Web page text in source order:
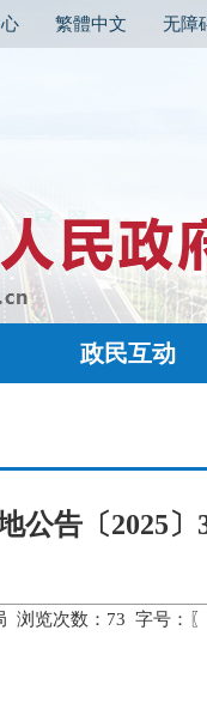
繁體中文 无障
政民互动
公告〔2025〕
浏览次数： 73 字号：〖